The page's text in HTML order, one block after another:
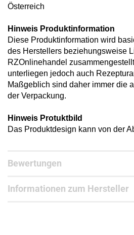
Österreich
Hinweis Produktinformation
Diese Produktinformation wird
des Herstellers beziehungsweise
RZOnlinehandel
unterliegen jedoch auch
Maßgeblich sind daher immer die
der Verpackung.
Hinweis Protuktbild
Das Produktdesign kann von der
Bewertungen
Informationen zum Hersteller